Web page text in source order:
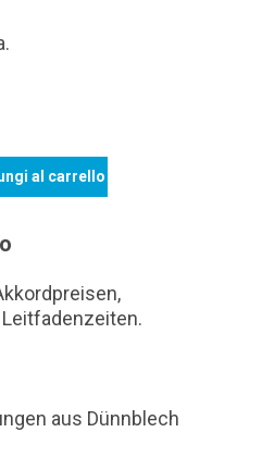
al carrello
aus Dünnblech